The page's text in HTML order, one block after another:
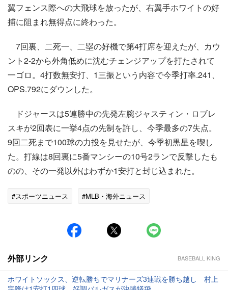
翼フェンス際への大飛球を放ったが、右翼手ホワイトの好
捕に阻まれ無得点に終わった。
7回裏、二死一、二塁の好機で第4打席を迎えたが、カウ
ント2-2から外角低めに沈むチェンジアップを打たされて
一ゴロ。4打数無安打、1三振という内容で今季打率.241、
OPS.792にダウンした。
ドジャースは5連勝中の先発左腕ジャスティン・ロブレ
スキが2回表に一挙4点の先制を許し、今季最多の7失点。
9回二死まで100球の力投を見せたが、今季初黒星を喫し
た。打線は8回裏に5番マンシーの10号2ランで反撃したも
のの、その一発以外はわずか1安打と封じ込まれた。
#スポーツニュース #MLB・海外ニュース
外部リンク BASEBALL KING
ホワイトソックス、逆転勝ちでマリナーズ3連戦を勝ち越し 村上